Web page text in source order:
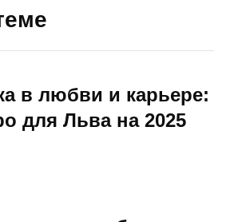
в любви и карьере:
для Льва на 2025